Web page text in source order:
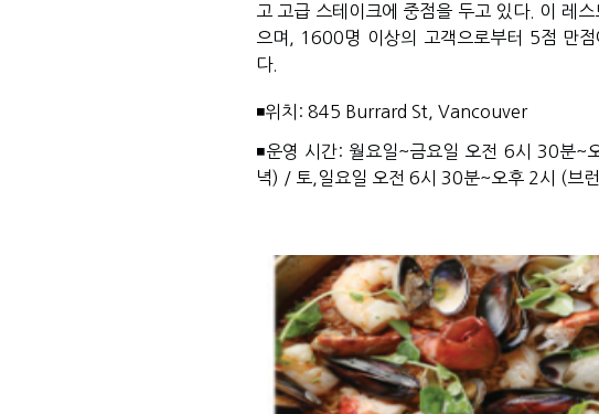
고 고급 스테이크에 중점을 두고 있다. 이 레
으며, 1600명 이상의 고객으로부터 5점 만
다.
◾위치: 845 Burrard St, Vancouver
◾운영 시간: 월요일~금요일 오전 6시 30분
녁) / 토,일요일 오전 6시 30분~오후 2시 (브